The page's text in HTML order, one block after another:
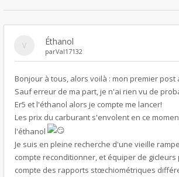
Éthanol
parVal17132
Bonjour à tous, alors voilà : mon premier post
Sauf erreur de ma part, je n'ai rien vu de
Er5 et l'éthanol alors je compte me lancer!
Les prix du carburant s'envolent en ce
l'éthanol
Je suis en pleine recherche d'une vieille
compte reconditionner, et équiper de
compte des rapports stœchiométriques